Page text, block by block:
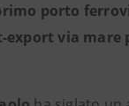
porto
via mare